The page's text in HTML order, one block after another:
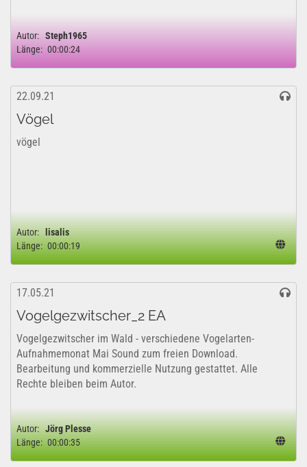
Autor: Steph1965
Länge: 00:00:24
22.09.21
Vögel
vögel
Autor:
lisalis
Länge: 00:00:19
17.05.21
Vogelgezwitscher_2 EA
Vogelgezwitscher im Wald - verschiedene Vogelarten-
Aufnahmemonat Mai Sound zum freien Download.
Bearbeitung und kommerzielle Nutzung gestattet. Alle
Rechte bleiben beim Autor.
Autor: Jörg Plesse
Länge: 00:00:35